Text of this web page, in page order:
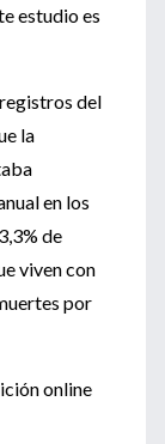
estudio es
del
la
en los
de
viven con
por
online